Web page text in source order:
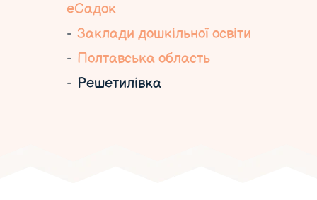
еСадок
Заклади дошкільної освіти
Полтавська область
Решетилівка